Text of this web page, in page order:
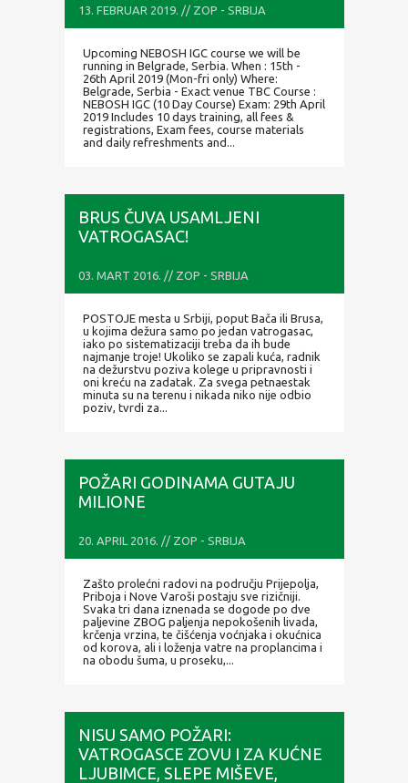
13. FEBRUAR 2019. // ZOP - SRBIJA
Upcoming NEBOSH IGC course we will be
running in Belgrade, Serbia. When : 15th -
26th April 2019 (Mon-fri only) Where:
Belgrade, Serbia - Exact venue TBC Course :
NEBOSH IGC (10 Day Course) Exam: 29th April
2019 Includes 10 days training, all fees &
registrations, Exam fees, course materials
and daily refreshments and...
BRUS ČUVA USAMLJENI
VATROGASAC!
03. MART 2016. // ZOP - SRBIJA
POSTOJE mesta u Srbiji, poput Bača ili Brusa,
u kojima dežura samo po jedan vatrogasac,
iako po sistematizaciji treba da ih bude
najmanje troje! Ukoliko se zapali kuća, radnik
na dežurstvu poziva kolege u pripravnosti i
oni kreću na zadatak. Za svega petnaestak
minuta su na terenu i nikada niko nije odbio
poziv, tvrdi za...
POŽARI GODINAMA GUTAJU
MILIONE
20. APRIL 2016. // ZOP - SRBIJA
Zašto prolećni radovi na području Prijepolja,
Priboja i Nove Varoši postaju sve rizičniji.
Svaka tri dana iznenada se dogode po dve
paljevine ZBOG paljenja nepokošenih livada,
krčenja vrzina, te čišćenja voćnjaka i okućnica
od korova, ali i loženja vatre na proplancima i
na obodu šuma, u proseku,...
NISU SAMO POŽARI:
VATROGASCE ZOVU I ZA KUĆNE
LJUBIMCE, SLEPE MIŠEVE,